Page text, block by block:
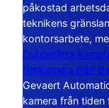
påkostad
teknikens
kontorsarbete,
Dubbelåtta
filmkamera från 8
Gevaert
kamera från tiden